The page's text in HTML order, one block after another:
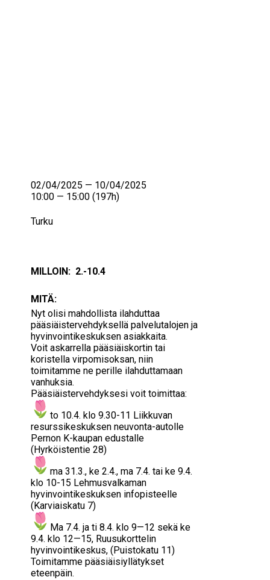
MILLOIN: 2.-10.4
MITÄ:
Nyt olisi mahdollista ilahduttaa
pääsiäistervehdyksellä palvelutalojen ja
hyvinvointikeskuksen asiakkaita.
Voit askarrella pääsiäiskortin tai
koristella virpomisoksan, niin
toimitamme ne perille ilahduttamaan
vanhuksia.
Pääsiäistervehdyksesi voit toimittaa:
to 10.4. klo 9.30-11 Liikkuvan
resurssikeskuksen neuvonta-autolle
Pernon K-kaupan edustalle
(Hyrköistentie 28)
ma 31.3., ke 2.4., ma 7.4. tai ke 9.4.
klo 10-15 Lehmusvalkaman
hyvinvointikeskuksen infopisteelle
(Karviaiskatu 7)
Ma 7.4. ja ti 8.4. klo 9—12 sekä ke
9.4. klo 12—15, Ruusukorttelin
hyvinvointikeskus, (Puistokatu 11)
Toimitamme pääsiäisiyllätykset
eteenpäin.
02/04/2025 — 10/04/2025
10:00 — 15:00 (197h)
Turku